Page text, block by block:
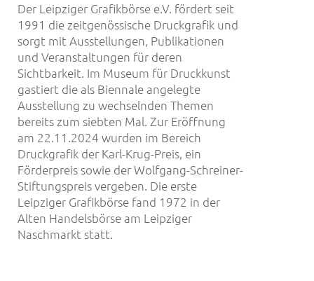
Der Leipziger Grafikbörse e.V. fördert seit
1991 die zeitgenössische Druckgrafik und
sorgt mit Ausstellungen, Publikationen
und Veranstaltungen für deren
Sichtbarkeit. Im Museum für Druckkunst
gastiert die als Biennale angelegte
Ausstellung zu wechselnden Themen
bereits zum siebten Mal. Zur Eröffnung
am 22.11.2024 wurden im Bereich
Druckgrafik der Karl-Krug-Preis, ein
Förderpreis sowie der Wolfgang-Schreiner-
Stiftungspreis vergeben. Die erste
Leipziger Grafikbörse fand 1972 in der
Alten Handelsbörse am Leipziger
Naschmarkt statt.